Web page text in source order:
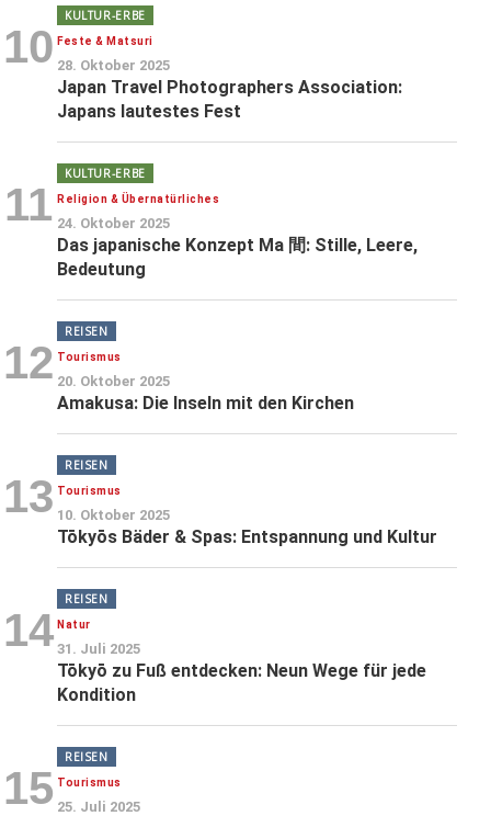
10
KULTUR-ERBE
Feste & Matsuri
28. Oktober 2025
Japan Travel Photographers Association:
Japans lautestes Fest
11
KULTUR-ERBE
Religion & Übernatürliches
24. Oktober 2025
Das japanische Konzept Ma 間: Stille, Leere,
Bedeutung
12
REISEN
Tourismus
20. Oktober 2025
Amakusa: Die Inseln mit den Kirchen
13
REISEN
Tourismus
10. Oktober 2025
Tōkyōs Bäder & Spas: Entspannung und Kultur
14
REISEN
Natur
31. Juli 2025
Tōkyō zu Fuß entdecken: Neun Wege für jede
Kondition
15
REISEN
Tourismus
25. Juli 2025